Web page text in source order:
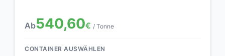
Ab540,60€ / Tonne
CONTAINER AUSWÄHLEN